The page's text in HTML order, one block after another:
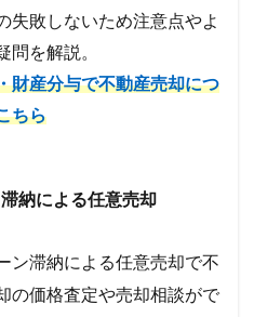
失敗しないため注意点やよ
問を解説。
財産分与で不動産売却につ
ちら
納による任意売却
ン滞納による任意売却で不
の価格査定や売却相談がで